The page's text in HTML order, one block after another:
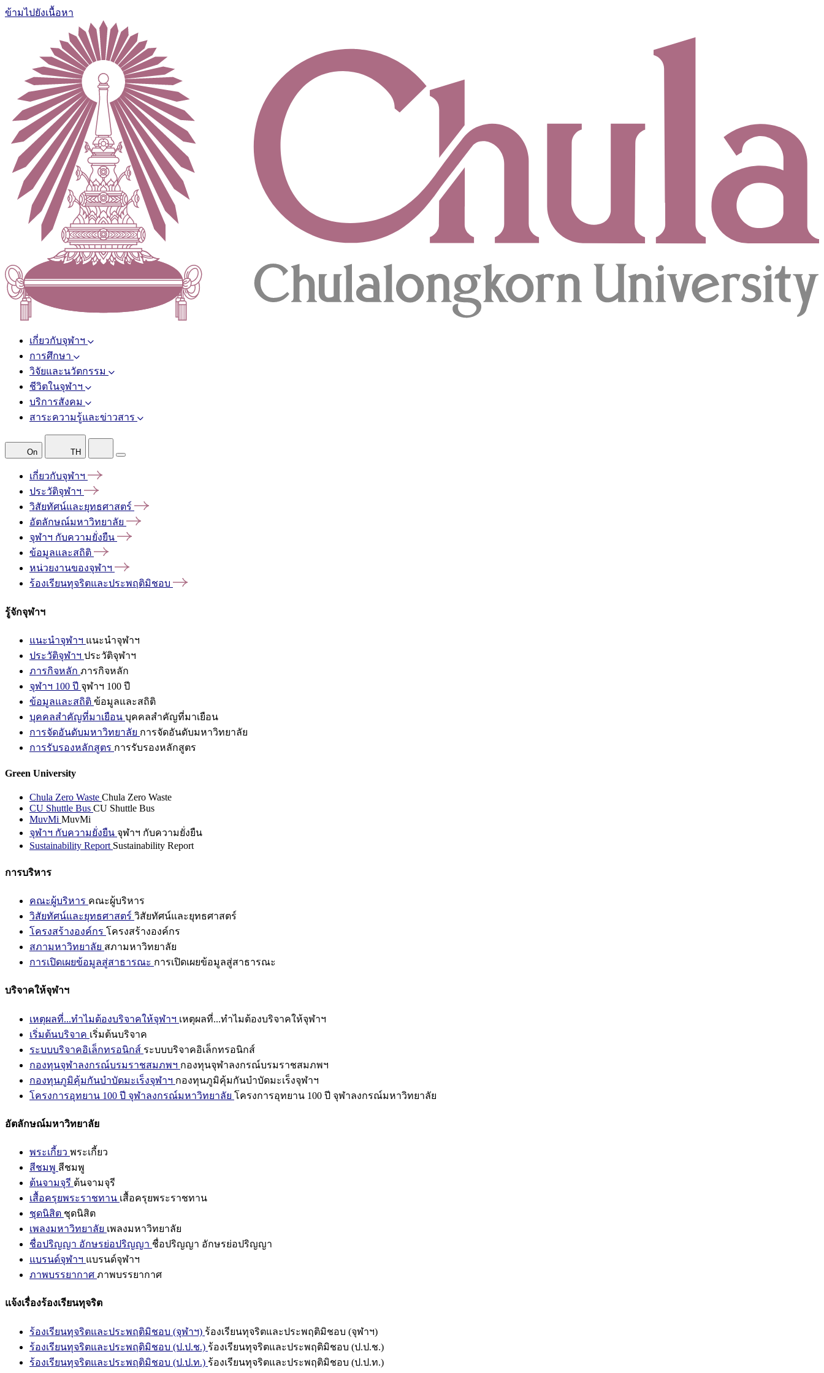
ข้ามไปยังเนื้อหา
เกี่ยวกับจุฬาฯ
การศึกษา
วิจัยและนวัตกรรม
ชีวิตในจุฬาฯ
บริการสังคม
สาระความรู้และข่าวสาร
On TH
เกี่ยวกับจุฬาฯ
ประวัติจุฬาฯ
วิสัยทัศน์และยุทธศาสตร์
อัตลักษณ์มหาวิทยาลัย
จุฬาฯ กับความยั่งยืน
ข้อมูลและสถิติ
หน่วยงานของจุฬาฯ
ร้องเรียนทุจริตและประพฤติมิชอบ
รู้จักจุฬาฯ
แนะนำจุฬาฯ แนะนำจุฬาฯ
ประวัติจุฬาฯ ประวัติจุฬาฯ
ภารกิจหลัก ภารกิจหลัก
จุฬาฯ 100 ปี จุฬาฯ 100 ปี
ข้อมูลและสถิติ ข้อมูลและสถิติ
บุคคลสำคัญที่มาเยือน บุคคลสำคัญที่มาเยือน
การจัดอันดับมหาวิทยาลัย การจัดอันดับมหาวิทยาลัย
การรับรองหลักสูตร การรับรองหลักสูตร
Green University
Chula Zero Waste Chula Zero Waste
CU Shuttle Bus CU Shuttle Bus
MuvMi MuvMi
จุฬาฯ กับความยั่งยืน จุฬาฯ กับความยั่งยืน
Sustainability Report Sustainability Report
การบริหาร
คณะผู้บริหาร คณะผู้บริหาร
วิสัยทัศน์และยุทธศาสตร์ วิสัยทัศน์และยุทธศาสตร์
โครงสร้างองค์กร โครงสร้างองค์กร
สภามหาวิทยาลัย สภามหาวิทยาลัย
การเปิดเผยข้อมูลสู่สาธารณะ การเปิดเผยข้อมูลสู่สาธารณะ
บริจาคให้จุฬาฯ
เหตุผลที่...ทำไมต้องบริจาคให้จุฬาฯ เหตุผลที่...ทำไมต้องบริจาคให้จุฬาฯ
เริ่มต้นบริจาค เริ่มต้นบริจาค
ระบบบริจาคอิเล็กทรอนิกส์ ระบบบริจาคอิเล็กทรอนิกส์
กองทุนจุฬาลงกรณ์บรมราชสมภพฯ กองทุนจุฬาลงกรณ์บรมราชสมภพฯ
กองทุนภูมิคุ้มกันบำบัดมะเร็งจุฬาฯ กองทุนภูมิคุ้มกันบำบัดมะเร็งจุฬาฯ
โครงการอุทยาน 100 ปี จุฬาลงกรณ์มหาวิทยาลัย โครงการอุทยาน 100 ปี จุฬาลงกรณ์มหาวิทยาลัย
อัตลักษณ์มหาวิทยาลัย
พระเกี้ยว พระเกี้ยว
สีชมพู สีชมพู
ต้นจามจุรี ต้นจามจุรี
เสื้อครุยพระราชทาน เสื้อครุยพระราชทาน
ชุดนิสิต ชุดนิสิต
เพลงมหาวิทยาลัย เพลงมหาวิทยาลัย
ชื่อปริญญา อักษรย่อปริญญา ชื่อปริญญา อักษรย่อปริญญา
แบรนด์จุฬาฯ แบรนด์จุฬาฯ
ภาพบรรยากาศ ภาพบรรยากาศ
แจ้งเรื่องร้องเรียนทุจริต
ร้องเรียนทุจริตและประพฤติมิชอบ (จุฬาฯ) ร้องเรียนทุจริตและประพฤติมิชอบ (จุฬาฯ)
ร้องเรียนทุจริตและประพฤติมิชอบ (ป.ป.ช.) ร้องเรียนทุจริตและประพฤติมิชอบ (ป.ป.ช.)
ร้องเรียนทุจริตและประพฤติมิชอบ (ป.ป.ท.) ร้องเรียนทุจริตและประพฤติมิชอบ (ป.ป.ท.)